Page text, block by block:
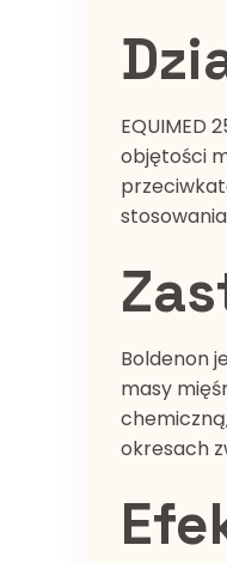
EQUIMED
objętości
Boldenon
masy
okresach